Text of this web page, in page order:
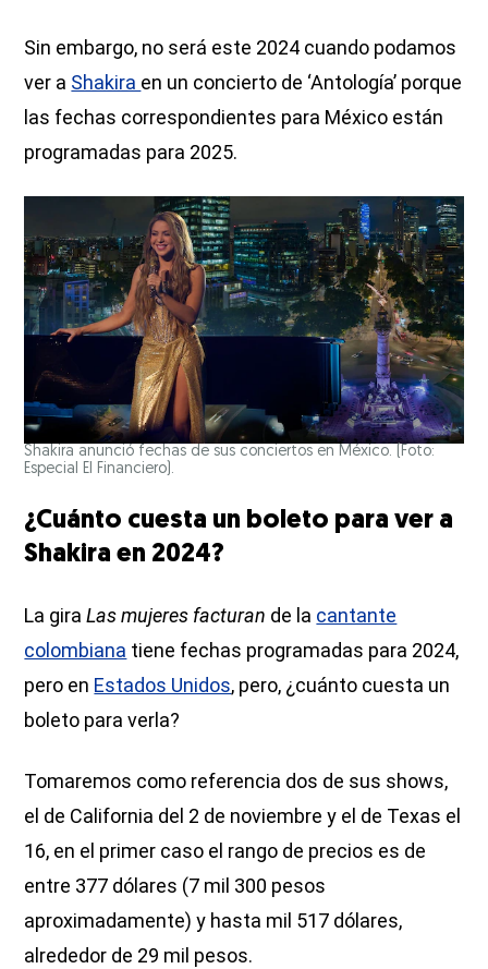
Sin embargo, no será este 2024 cuando podamos
ver a Shakira en un concierto de ‘Antología’ porque
las fechas correspondientes para México están
programadas para 2025.
Shakira anunció fechas de sus conciertos en México. (Foto:
Especial El Financiero).
¿Cuánto cuesta un boleto para ver a
Shakira en 2024?
La giraLas mujeres facturan de la cantante
colombiana tiene fechas programadas para 2024,
pero en Estados Unidos, pero, ¿cuánto cuesta un
boleto para verla?
Tomaremos como referencia dos de sus shows,
el de California del 2 de noviembre y el de Texas el
16, en el primer caso el rango de precios es de
entre 377 dólares (7 mil 300 pesos
aproximadamente) y hasta mil 517 dólares,
alrededor de 29 mil pesos.